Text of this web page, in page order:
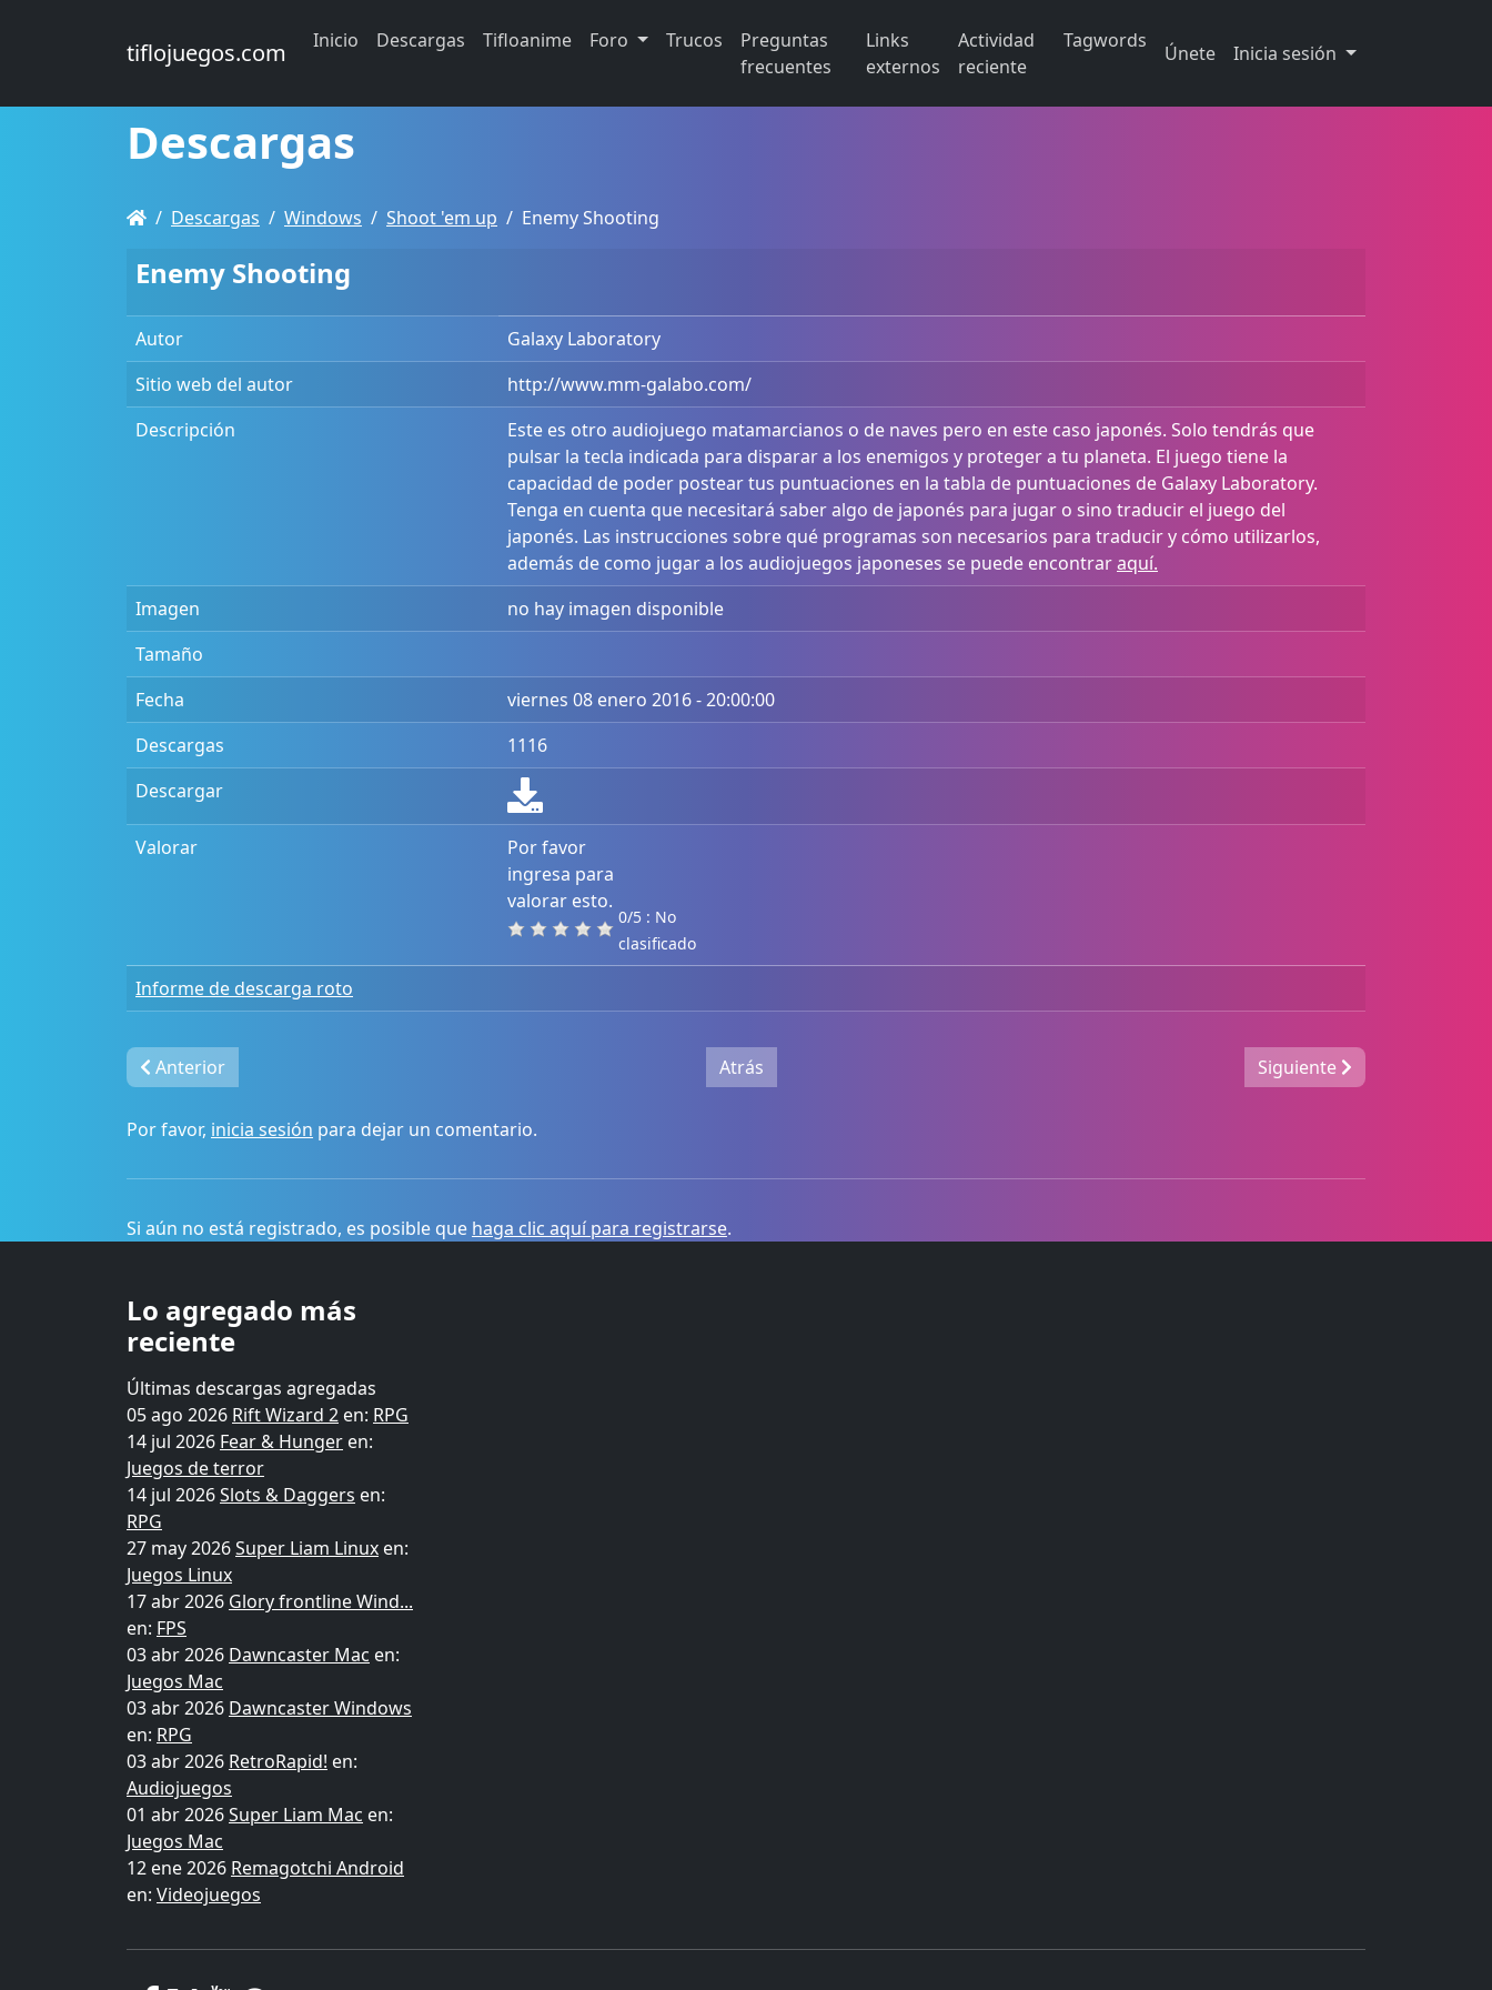
tiflojuegos.com Inicio Descargas Tifloanime Foro Trucos
Preguntas
frecuentes
Links
externos
Actividad
reciente
Tagwords
Únete Inicia sesión
Descargas
Descargas Windows Shoot 'em up Enemy Shooting
Enemy Shooting
Autor
Galaxy Laboratory
Sitio web del autor
http://www.mm-galabo.com/
Descripción
Este es otro audiojuego matamarcianos o de naves pero en este caso japonés. Solo tendrás que
pulsar la tecla indicada para disparar a los enemigos y proteger a tu planeta. El juego tiene la
capacidad de poder postear tus puntuaciones en la tabla de puntuaciones de Galaxy Laboratory.
Tenga en cuenta que necesitará saber algo de japonés para jugar o sino traducir el juego del
japonés. Las instrucciones sobre qué programas son necesarios para traducir y cómo utilizarlos,
además de como jugar a los audiojuegos japoneses se puede encontraraquí.
Imagen
no hay imagen disponible
Tamaño
Fecha
viernes 08 enero 2016 - 20:00:00
Descargas
1116
Descargar
Valorar
Por favor
ingresa para
valorar esto.
0/5 : No
clasificado
Informe de descarga roto
Anterior Atrás Siguiente
Por favor, inicia sesión para dejar un comentario.
Si aún no está registrado, es posible que haga clic aquí para registrarse.
Lo agregado más
reciente
Últimas descargas agregadas
05 ago 2026 Rift Wizard 2 en: RPG
14 jul 2026 Fear & Hunger en:
Juegos de terror
14 jul 2026Slots & Daggers en:
RPG
27 may 2026Super Liam Linux en:
Juegos Linux
17 abr 2026 Glory frontline Wind...
en: FPS
03 abr 2026 Dawncaster Mac en:
Juegos Mac
03 abr 2026 Dawncaster Windows
en: RPG
03 abr 2026 RetroRapid! en:
Audiojuegos
01 abr 2026Super Liam Mac en:
Juegos Mac
12 ene 2026 Remagotchi Android
en: Videojuegos